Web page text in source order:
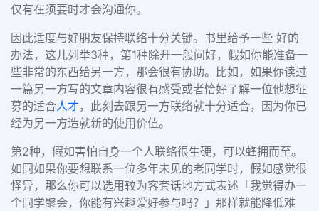
仅有在须要时才会沟通你。
因此适度与好朋友保持联络十分关键。书里给予一些 好的
办法，这儿列举3种，第1种除开一般问好，假如你能准备一
些非常的东西给另一方，那会很有协助。比如，如果你读过
一篇另一方写的文章内容很有感受或者恰好了解一位他想征
募的适合人才 ，此刻去跟另一方联络就十分适合，因为你已
经为另一方造就新的使用价值。
第2种，假如害怕自身一个人联络很生硬，可以蜂拥而至。
如同如果你要想联系一位多年未见的老同学时，假如感觉很
怪异，那么你可以选用较为客套话地方式表述「我觉得办一
个同学聚会，你能有兴趣爱好参与吗？」那样就能降低难